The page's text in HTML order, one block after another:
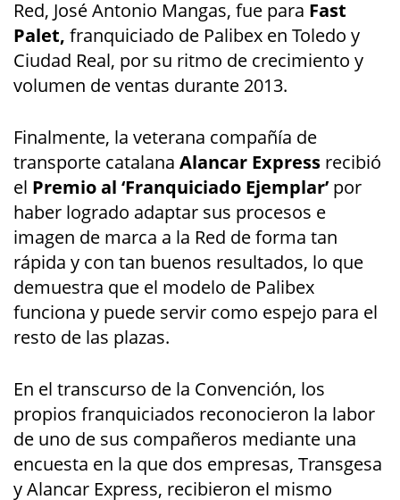
Red, José Antonio Mangas, fue para Fast
Palet, franquiciado de Palibex en Toledo y
Ciudad Real, por su ritmo de crecimiento y
volumen de ventas durante 2013.
Finalmente, la veterana compañía de
transporte catalana Alancar Express recibió
el Premio al ‘Franquiciado Ejemplar’ por
haber logrado adaptar sus procesos e
imagen de marca a la Red de forma tan
rápida y con tan buenos resultados, lo que
demuestra que el modelo de Palibex
funciona y puede servir como espejo para el
resto de las plazas.
En el transcurso de la Convención, los
propios franquiciados reconocieron la labor
de uno de sus compañeros mediante una
encuesta en la que dos empresas, Transgesa
y Alancar Express, recibieron el mismo